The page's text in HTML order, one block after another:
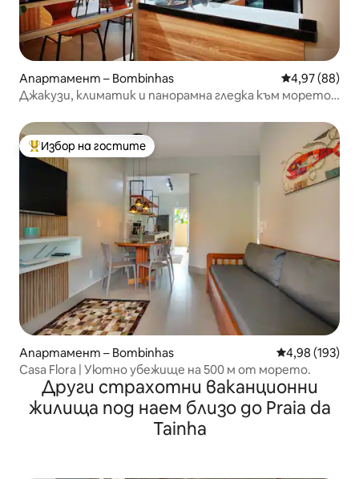
Апартамент – Bombinhas Средна
4,97 (88)
Джакузи, климатик и панорамна гледка към морето |
Най-популярен избор на гостите
Избор на гостите
Апартамент – Bombinhas Средна
4,98 (193)
Casa Flora | Уютно убежище на 500 м от морето.
Други страхотни ваканционни
жилища под наем близо до Praia da
Tainha